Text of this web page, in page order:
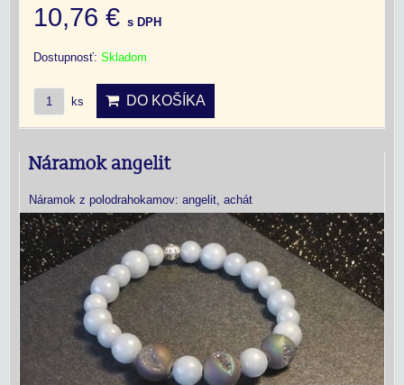
10,76 € s DPH
Dostupnosť: Skladom
ks DO KOŠÍKA
Náramok angelit
Náramok z polodrahokamov: angelit, achát